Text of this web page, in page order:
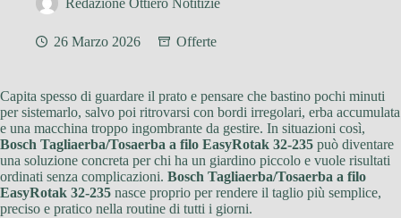
Redazione Ottiero Notitizie
26 Marzo 2026 Offerte
Capita spesso di guardare il prato e pensare che bastino pochi minuti
per sistemarlo, salvo poi ritrovarsi con bordi irregolari, erba accumulata
e una macchina troppo ingombrante da gestire. In situazioni così,
Bosch Tagliaerba/Tosaerba a filo EasyRotak 32-235 può diventare
una soluzione concreta per chi ha un giardino piccolo e vuole risultati
ordinati senza complicazioni. Bosch Tagliaerba/Tosaerba a filo
EasyRotak 32-235 nasce proprio per rendere il taglio più semplice,
preciso e pratico nella routine di tutti i giorni.